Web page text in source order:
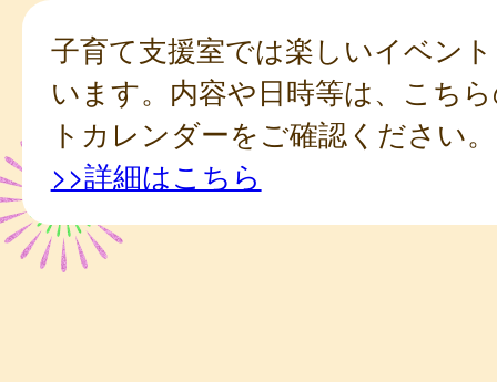
子育て支援室では楽しいイベン
います。内容や日時等は、こち
トカレンダーをご確認ください。
>>詳細はこちら